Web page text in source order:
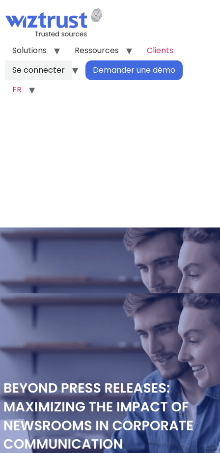
Solutions Ressources
Clients
Se connecter
Demander une démo
FR